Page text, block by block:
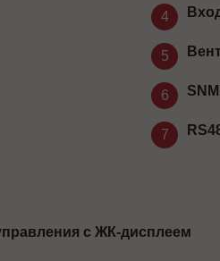
4
5
6
7
с ЖК-дисплеем